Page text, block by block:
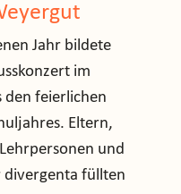
Jahr bildete
im
den feierlichen
Eltern,
und
füllten